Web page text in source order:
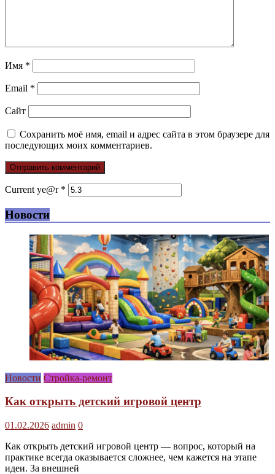
Имя *
Email *
Сайт
Сохранить моё имя, email и адрес сайта в этом браузере для
последующих моих комментариев.
Current ye@r *
Новости
Новости Стройка-ремонт
Как открыть детский игровой центр
01.02.2026 admin 0
Как открыть детский игровой центр — вопрос, который на
практике всегда оказывается сложнее, чем кажется на этапе
идеи. За внешней